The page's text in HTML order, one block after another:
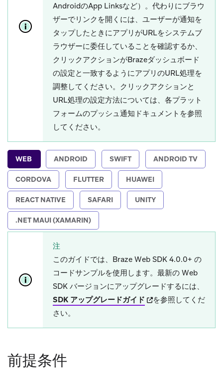
AndroidのApp Linksなど）。代わりにブラウ
ザーでリンクを開くには、ユーザーが通知を
タップしたときにアプリがURLをシステムブ
ラウザーに委任していることを確認するか、
クリックアクションがBrazeダッシュボード
の設定と一致するようにアプリのURL処理を
調整してください。クリックアクションと
URL処理の設定方法については、各プラット
フォームのプッシュ通知ドキュメントを参照
してください。
WEB ANDROID SWIFT ANDROID TV
CORDOVA FLUTTER HUAWEI
REACT NATIVE SAFARI UNITY
.NET MAUI (XAMARIN)
注
このガイドでは、Braze Web SDK 4.0.0+ の
コードサンプルを使用します。最新の Web
SDK バージョンにアップグレードするには、
SDK アップグレードガイド (opens in new tab)
を参照してくだ
さい。
前提条件